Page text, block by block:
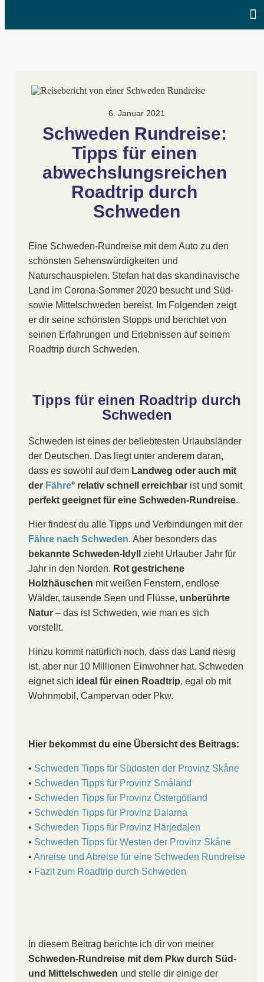
6. Januar 2021
Schweden Rundreise:
Tipps für einen
abwechslungsreichen
Roadtrip durch
Schweden
Eine Schweden-Rundreise mit dem Auto zu den
schönsten Sehenswürdigkeiten und
Naturschauspielen. Stefan hat das skandinavische
Land im Corona-Sommer 2020 besucht und Süd-
sowie Mittelschweden bereist. Im Folgenden zeigt
er dir seine schönsten Stopps und berichtet von
seinen Erfahrungen und Erlebnissen auf seinem
Roadtrip durch Schweden.
Tipps für einen Roadtrip durch
Schweden
Schweden ist eines der beliebtesten Urlaubsländer
der Deutschen. Das liegt unter anderem daran,
dass es sowohl auf dem Landweg oder auch mit
der Fähre° relativ schnell erreichbar ist und somit
perfekt geeignet für eine Schweden-Rundreise.
Hier findest du alle Tipps und Verbindungen mit der
Fähre nach Schweden. Aber besonders das
bekannte Schweden-Idyll
zieht Urlauber Jahr für
Jahr in den Norden. Rot gestrichene
Holzhäuschen mit weißen Fenstern, endlose
Wälder, tausende Seen und Flüsse, unberührte
Natur – das ist Schweden, wie man es sich
vorstellt.
Hinzu kommt natürlich noch, dass das Land riesig
ist, aber nur 10 Millionen Einwohner hat. Schweden
eignet sich ideal für einen Roadtrip, egal ob mit
Wohnmobil, Campervan oder Pkw.
Hier bekommst du eine Übersicht des Beitrags:
• Schweden Tipps für Südosten der Provinz Skåne
• Schweden Tipps für Provinz Småland
• Schweden Tipps für Provinz Östergötland
• Schweden Tipps für Provinz Dalarna
• Schweden Tipps für Provinz Härjedalen
• Schweden Tipps für Westen der Provinz Skåne
• Anreise und Abreise für eine Schweden Rundreise
• Fazit zum Roadtrip durch Schweden
In diesem Beitrag berichte ich dir von meiner
Schweden-Rundreise mit dem Pkw durch Süd-
und Mittelschweden und stelle dir einige der